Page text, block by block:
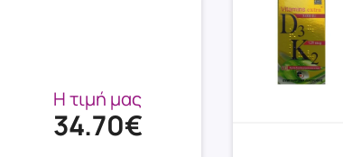
Η τιμή μας
34.70€